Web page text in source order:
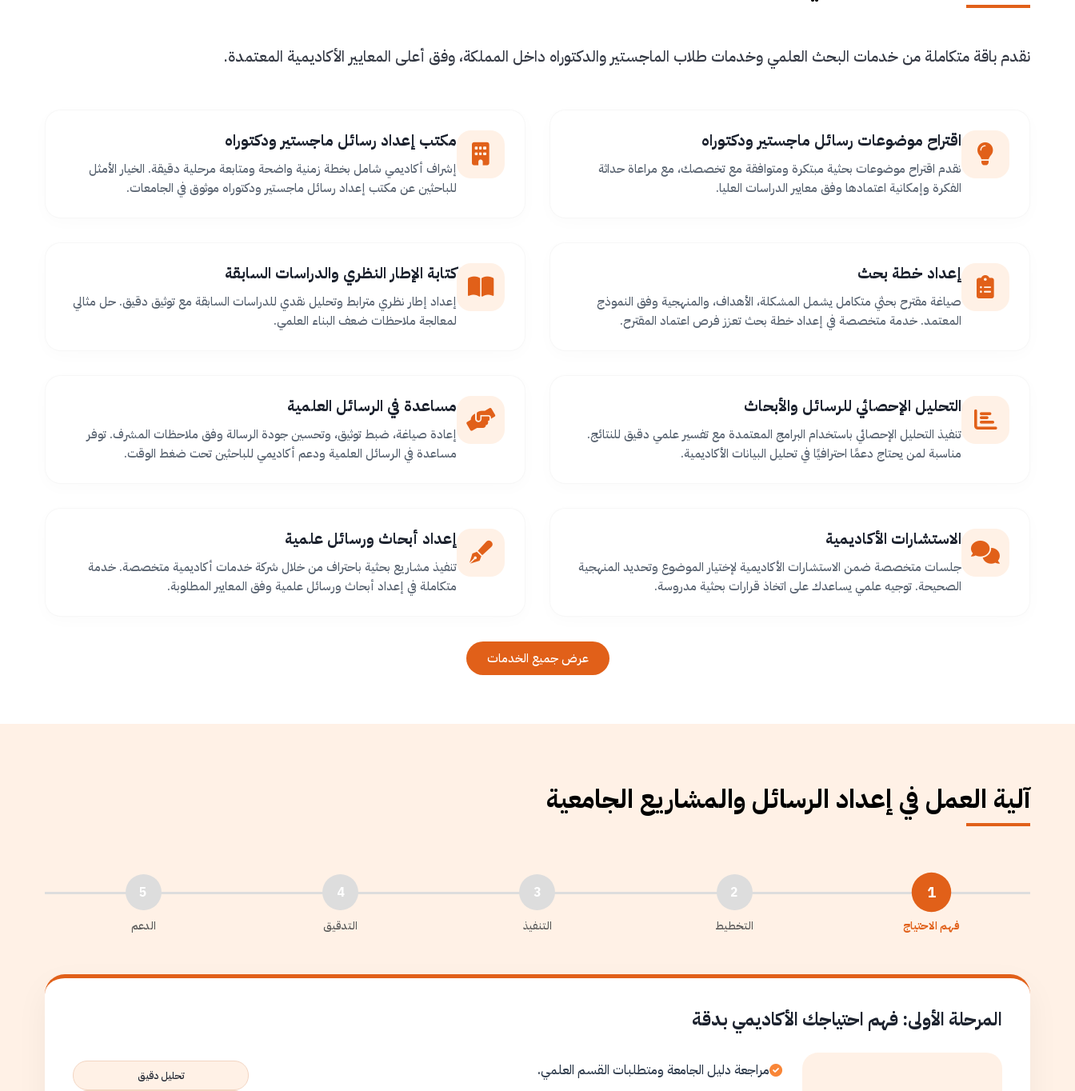
نقدم باقة متكاملة من خدمات البحث العلمي وخدمات طلاب الماجستير والدكتوراه داخل المملكة، وفق أعلى المعايير الأكاديمية المعتمدة.
اقتراح موضوعات رسائل ماجستير ودكتوراه
نقدم اقتراح موضوعات بحثية مبتكرة ومتوافقة مع تخصصك، مع مراعاة حداثة
الفكرة وإمكانية اعتمادها وفق معايير الدراسات العليا.
مكتب إعداد رسائل ماجستير ودكتوراه
إشراف أكاديمي شامل بخطة زمنية واضحة ومتابعة مرحلية دقيقة. الخيار الأمثل
للباحثين عن مكتب إعداد رسائل ماجستير ودكتوراه موثوق في الجامعات.
إعداد خطة بحث
صياغة مقترح بحثي متكامل يشمل المشكلة، الأهداف، والمنهجية وفق النموذج
المعتمد. خدمة متخصصة في إعداد خطة بحث تعزز فرص اعتماد المقترح.
كتابة الإطار النظري والدراسات السابقة
إعداد إطار نظري مترابط وتحليل نقدي للدراسات السابقة مع توثيق دقيق. حل مثالي
لمعالجة ملاحظات ضعف البناء العلمي.
التحليل الإحصائي للرسائل والأبحاث
تنفيذ التحليل الإحصائي باستخدام البرامج المعتمدة مع تفسير علمي دقيق للنتائج.
مناسبة لمن يحتاج دعمًا احترافيًا في تحليل البيانات الأكاديمية.
مساعدة في الرسائل العلمية
إعادة صياغة، ضبط توثيق، وتحسين جودة الرسالة وفق ملاحظات المشرف. توفر
مساعدة في الرسائل العلمية ودعم أكاديمي للباحثين تحت ضغط الوقت.
الاستشارات الأكاديمية
جلسات متخصصة ضمن الاستشارات الأكاديمية لإختيار الموضوع وتحديد المنهجية
الصحيحة. توجيه علمي يساعدك على اتخاذ قرارات بحثية مدروسة.
إعداد أبحاث ورسائل علمية
تنفيذ مشاريع بحثية باحتراف من خلال شركة خدمات أكاديمية متخصصة. خدمة
متكاملة في إعداد أبحاث ورسائل علمية وفق المعايير المطلوبة.
عرض جميع الخدمات
آلية العمل في إعداد الرسائل والمشاريع الجامعية
1
فهم الاحتياج
2
التخطيط
3
التنفيذ
4
التدقيق
5
الدعم
المرحلة الأولى: فهم احتياجك الأكاديمي بدقة
مراجعة دليل الجامعة ومتطلبات القسم العلمي.
تحليل دقيق